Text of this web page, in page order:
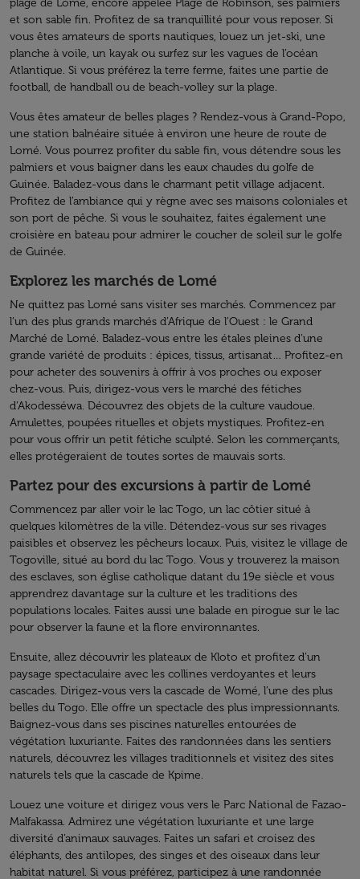
plage de Lomé, encore appelée Plage de Robinson, ses palmiers
et son sable fin. Profitez de sa tranquillité pour vous reposer. Si
vous êtes amateurs de sports nautiques, louez un jet-ski, une
planche à voile, un kayak ou surfez sur les vagues de l’océan
Atlantique. Si vous préférez la terre ferme, faites une partie de
football, de handball ou de beach-volley sur la plage.
Vous êtes amateur de belles plages ? Rendez-vous à Grand-Popo,
une station balnéaire située à environ une heure de route de
Lomé. Vous pourrez profiter du sable fin, vous détendre sous les
palmiers et vous baigner dans les eaux chaudes du golfe de
Guinée. Baladez-vous dans le charmant petit village adjacent.
Profitez de l’ambiance qui y règne avec ses maisons coloniales et
son port de pêche. Si vous le souhaitez, faites également une
croisière en bateau pour admirer le coucher de soleil sur le golfe
de Guinée.
Explorez les marchés de Lomé
Ne quittez pas Lomé sans visiter ses marchés. Commencez par
l’un des plus grands marchés d’Afrique de l’Ouest : le Grand
Marché de Lomé. Baladez-vous entre les étales pleines d’une
grande variété de produits : épices, tissus, artisanat… Profitez-en
pour acheter des souvenirs à offrir à vos proches ou exposer
chez-vous. Puis, dirigez-vous vers le marché des fétiches
d’Akodesséwa. Découvrez des objets de la culture vaudoue.
Amulettes, poupées rituelles et objets mystiques. Profitez-en
pour vous offrir un petit fétiche sculpté. Selon les commerçants,
elles protégeraient de toutes sortes de mauvais sorts.
Partez pour des excursions à partir de Lomé
Commencez par aller voir le lac Togo, un lac côtier situé à
quelques kilomètres de la ville. Détendez-vous sur ses rivages
paisibles et observez les pêcheurs locaux. Puis, visitez le village de
Togoville, situé au bord du lac Togo. Vous y trouverez la maison
des esclaves, son église catholique datant du 19e siècle et vous
apprendrez davantage sur la culture et les traditions des
populations locales. Faites aussi une balade en pirogue sur le lac
pour observer la faune et la flore environnantes.
Ensuite, allez découvrir les plateaux de Kloto et profitez d’un
paysage spectaculaire avec les collines verdoyantes et leurs
cascades. Dirigez-vous vers la cascade de Womé, l’une des plus
belles du Togo. Elle offre un spectacle des plus impressionnants.
Baignez-vous dans ses piscines naturelles entourées de
végétation luxuriante. Faites des randonnées dans les sentiers
naturels, découvrez les villages traditionnels et visitez des sites
naturels tels que la cascade de Kpime.
Louez une voiture et dirigez vous vers le Parc National de Fazao-
Malfakassa. Admirez une végétation luxuriante et une large
diversité d’animaux sauvages. Faites un safari et croisez des
éléphants, des antilopes, des singes et des oiseaux dans leur
habitat naturel. Si vous préférez, participez à une randonnée